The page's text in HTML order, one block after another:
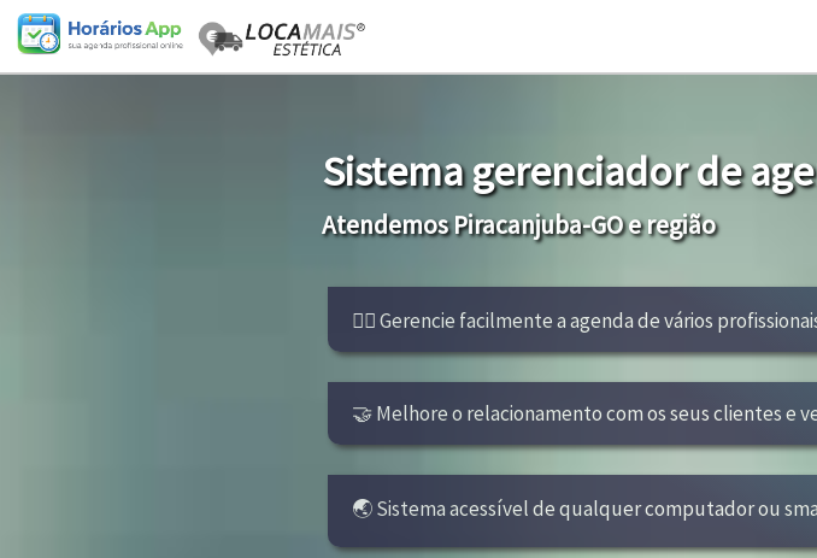
Sistema gerenciador de
Atendemos Piracanjuba-GO e região
👩‍⚕ Gerencie facilmente a agenda de vários
🤝 Melhore o relacionamento com os seus clientes e
🌏 Sistema acessível de qualquer computador ou